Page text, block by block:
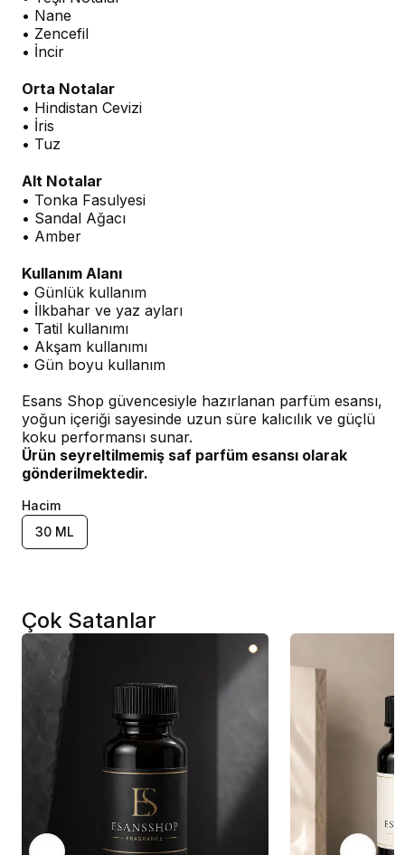
• Nane
• Zencefil
• İncir
Orta Notalar
• Hindistan Cevizi
• İris
• Tuz
Alt Notalar
• Tonka Fasulyesi
• Sandal Ağacı
• Amber
Kullanım Alanı
• Günlük kullanım
• İlkbahar ve yaz ayları
• Tatil kullanımı
• Akşam kullanımı
• Gün boyu kullanım
Esans Shop güvencesiyle hazırlanan parfüm esansı,
yoğun içeriği sayesinde uzun süre kalıcılık ve güçlü
koku performansı sunar.
Ürün seyreltilmemiş saf parfüm esansı olarak
gönderilmektedir.
Hacim
30 ML
Çok Satanlar